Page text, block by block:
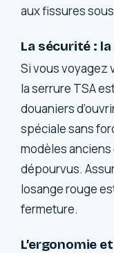
aux fissures
La sécurité : la
Si vous voyagez
la serrure TSA
douaniers
spéciale sans
modèles
dépourvus.
losange rouge
fermeture.
L’ergonomie